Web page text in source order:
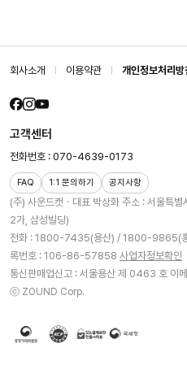
회사소개 이용약관 개인정보처리방
(주) 사운드캣ㆍ대표 박상화 주소 : 서울특
2가, 삼성빌딩)
전화 : 1800-7435(용산) / 1800-9865(
록번호 : 106-86-57858 사업자정보확인
통신판매업신고 : 서울용산 제 0463 호 이
ⓒ ZOUND Corp.
고객센터
전화번호 : 070-4639-0173
FAQ 1:1 문의하기 공지사항